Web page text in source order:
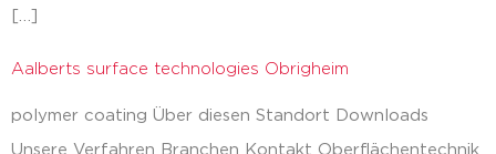
[…]
Aalberts surface technologies Obrigheim
polymer coating Über diesen Standort Downloads
Unsere Verfahren Branchen Kontakt Oberflächentechnik